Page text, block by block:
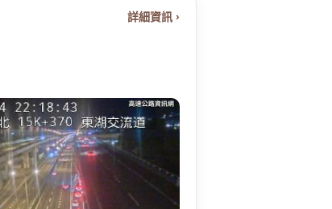
詳細資訊 ›